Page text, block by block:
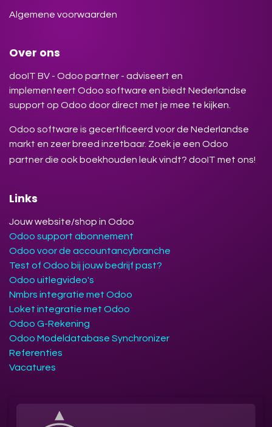
Algemene voorwaarden
Over ons
dooIT BV - Odoo partner - adviseert en
implementeert Odoo software en biedt Nederlandse
support op Odoo door direct met je mee te kijken.
Odoo software is gecertificeerd voor de Nederlandse
markt en zeer breed inzetbaar. Zoek je een Odoo
partner die ook boekhouden leuk vindt? dooIT met ons!
Links
Jouw website/shop in Odoo
Odoo support abonnement
Odoo voor de accountancybranche
Test of Odoo bij jouw bedrijf past?
Odoo uitlegvideo's
Nmbrs integratie met Odoo
Loket integratie met Odoo
Odoo G-Rekening
Odoo Modeldatabase Synchronizer
Referenties
Vacatures